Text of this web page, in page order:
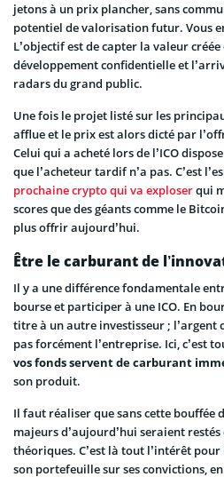
jetons à un prix plancher, sans
potentiel de valorisation futur. Vous
L’objectif est de capter la valeur
développement confidentielle et
radars du grand public.
Une fois le projet listé sur les
afflue et le prix est alors dicté par
Celui qui a acheté lors de l’ICO
que l’acheteur tardif n’a pas. C’est
prochaine crypto qui va exploserqui
scores que des géants comme le
plus offrir aujourd’hui.
Être le carburant de
Il y a une différence fondamentale
bourse et participer à une ICO. En
titre à un autre investisseur ; l’argent
pas forcément l’entreprise. Ici, c’est
vos fonds servent de carburant
son produit.
Il faut réaliser que sans cette bouffée
majeurs d’aujourd’hui seraient restés
théoriques. C’est là tout l’intérêt
son portefeuille sur ses convictions,